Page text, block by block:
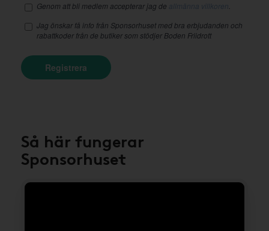
Genom att bli medlem accepterar jag de allmänna villkoren
Jag önskar få info från Sponsorhuset med bra erbjudanden och
rabattkoder från de butiker som stödjer Boden Friidrott
Registrera
Så här fungerar
Sponsorhuset